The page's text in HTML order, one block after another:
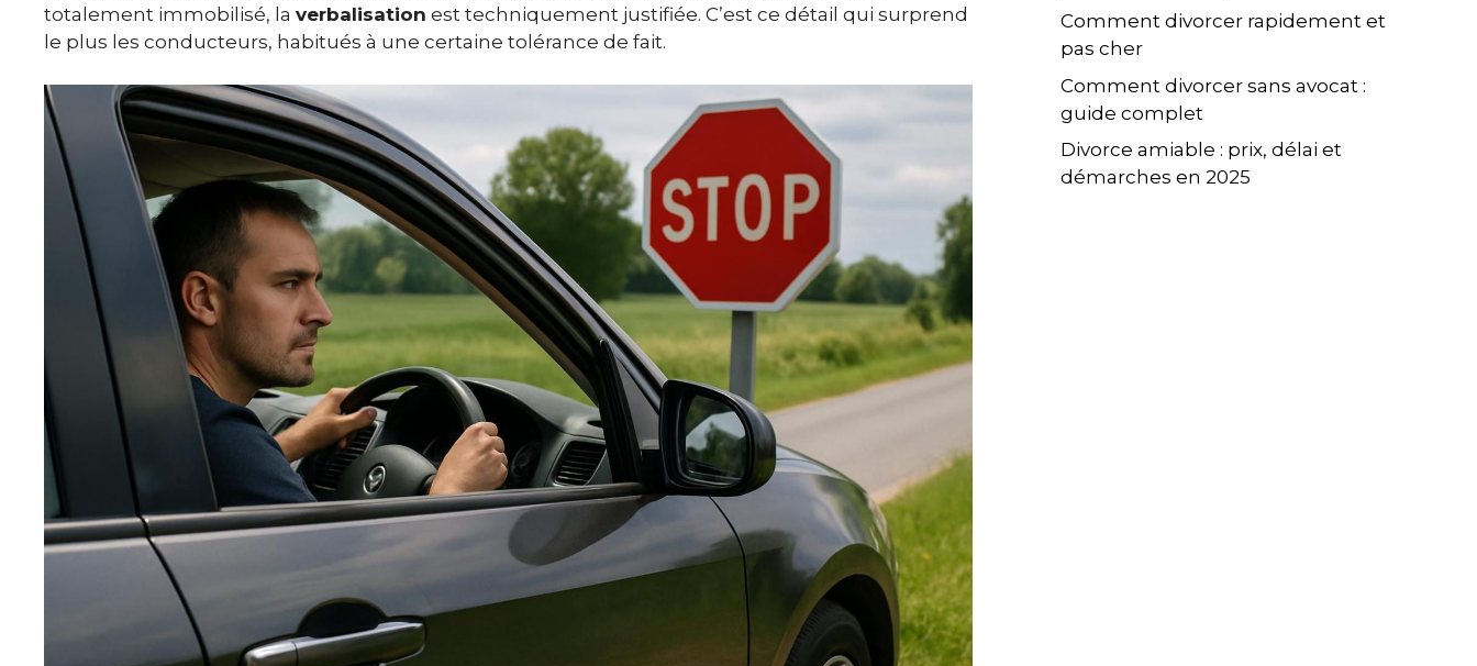
totalement immobilisé, la verbalisation est techniquement justifiée. C’est ce détail qui surprend
le plus les conducteurs, habitués à une certaine tolérance de fait.
Comment divorcer rapidement et
pas cher
Comment divorcer sans avocat :
guide complet
Divorce amiable : prix, délai et
démarches en 2025